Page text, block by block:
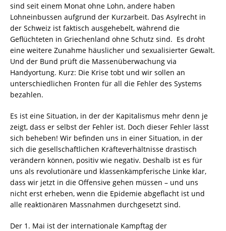
sind seit einem Monat ohne Lohn, andere haben
Lohneinbussen aufgrund der Kurzarbeit. Das Asylrecht in
der Schweiz ist faktisch ausgehebelt, während die
Geflüchteten in Griechenland ohne Schutz sind. Es droht
eine weitere Zunahme häuslicher und sexualisierter Gewalt.
Und der Bund prüft die Massenüberwachung via
Handyortung. Kurz: Die Krise tobt und wir sollen an
unterschiedlichen Fronten für all die Fehler des Systems
bezahlen.
Es ist eine Situation, in der der Kapitalismus mehr denn je
zeigt, dass er selbst der Fehler ist. Doch dieser Fehler lässt
sich beheben! Wir befinden uns in einer Situation, in der
sich die gesellschaftlichen Kräfteverhältnisse drastisch
verändern können, positiv wie negativ. Deshalb ist es für
uns als revolutionäre und klassenkämpferische Linke klar,
dass wir jetzt in die Offensive gehen müssen – und uns
nicht erst erheben, wenn die Epidemie abgeflacht ist und
alle reaktionären Massnahmen durchgesetzt sind.
Der 1. Mai ist der internationale Kampftag der